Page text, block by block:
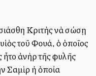
Κριτὴς νὰ σώσῃ
τοῦ Φουά, ὁ ὁποῖος
ἀνὴρ τῆς φυλῆς
Σαμὶρ ἡ ὁποία